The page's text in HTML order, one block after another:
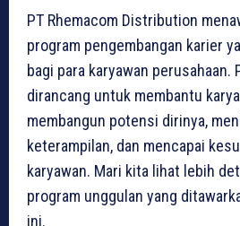
PT Rhemacom Distribution
program pengembangan karier
bagi para karyawan perusahaan.
dirancang untuk membantu
membangun potensi dirinya,
keterampilan, dan mencapai
karyawan. Mari kita lihat lebih
program unggulan yang
ini.